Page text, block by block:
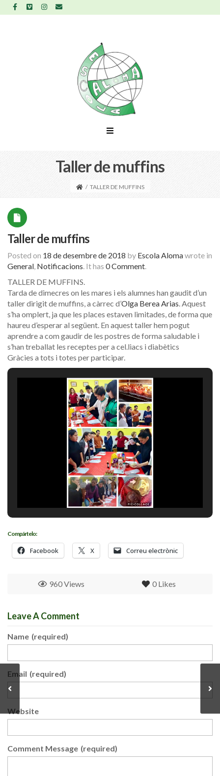
Taller de muffins
/ TALLER DE MUFFINS
Taller de muffins
Posted on 18 de desembre de 2018 by Escola Alomawrote in
General, Notificacions. It has 0 Comment.
TALLER DE MUFFINS.
Tarda de dimecres on les mares i els alumnes han gaudit d’un
taller dirigit de muffins, a càrrec d’Olga Berea Arias. Aquest
s’ha omplert, ja que les places estaven limitades, de forma que
haureu d’esperar al següent. En aquest taller hem pogut
aprendre a com gaudir de les postres de forma saludable i
s’han treballat les receptes per a cel.liacs i diabètics
Gràcies a tots i totes per participar.
Compártelo:
Facebook X Correu electrònic
0 Likes
960 Views
Leave A Comment
Name (required)
Email (required)
Website
Comment Message (required)